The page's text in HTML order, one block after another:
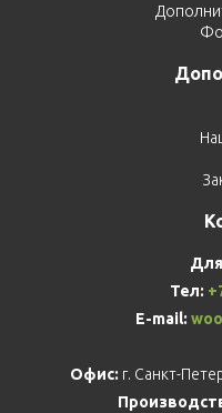
Тел:
E-mail:
Офис: г. Санкт-